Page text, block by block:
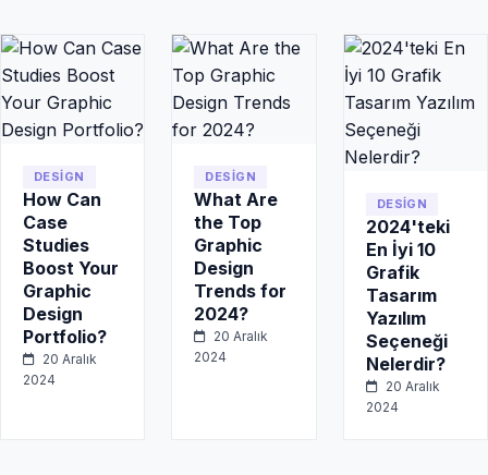
DESIGN
How Can
Case
Studies
Boost Your
Graphic
Design
Portfolio?
20 Aralık
2024
DESIGN
What Are
the Top
Graphic
Design
Trends for
2024?
20 Aralık
2024
DESIGN
2024'teki
En İyi 10
Grafik
Tasarım
Yazılım
Seçeneği
Nelerdir?
20 Aralık
2024